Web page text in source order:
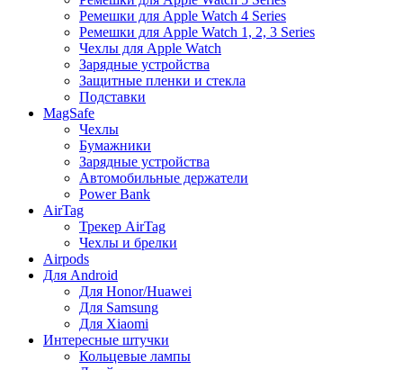
Ремешки для Apple Watch 4 Series
Ремешки для Apple Watch 1, 2, 3 Series
Чехлы для Apple Watch
Зарядные устройства
Защитные пленки и стекла
Подставки
MagSafe
Чехлы
Бумажники
Зарядные устройства
Автомобильные держатели
Power Bank
AirTag
Трекер AirTag
Чехлы и брелки
Airpods
Для Android
Для Honor/Huawei
Для Samsung
Для Xiaomi
Интересные штучки
Кольцевые лампы